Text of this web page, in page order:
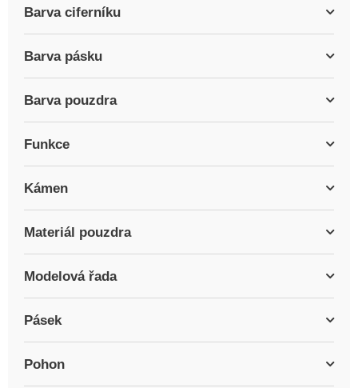
Barva ciferníku
Barva pásku
Barva pouzdra
Funkce
Kámen
Materiál pouzdra
Modelová řada
Pásek
Pohon